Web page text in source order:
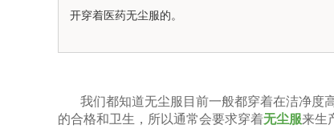
开穿着医药无尘服的。
我们都知道无尘服目前一般都穿着在洁净度
的合格和卫生，所以通常会要求穿着无尘服来生